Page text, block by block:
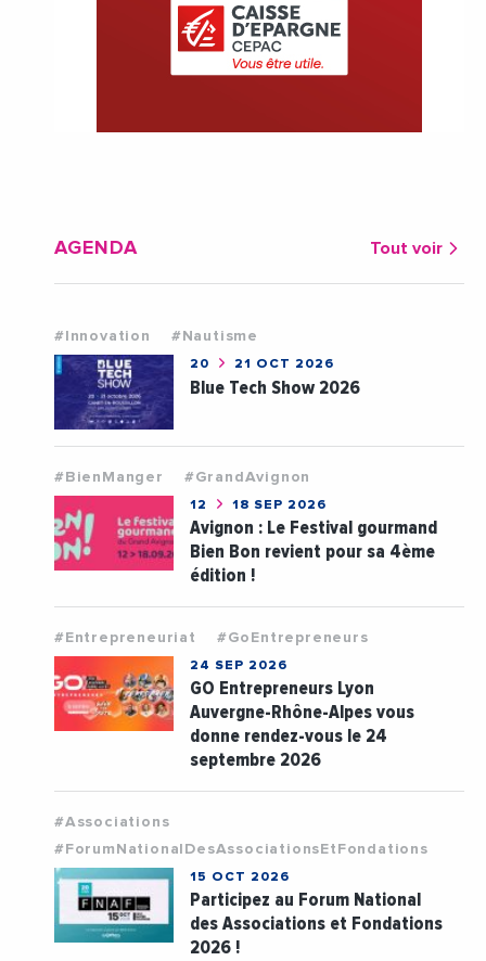
AGENDA Tout voir
#Innovation #Nautisme
20 21 OCT 2026
Blue Tech Show 2026
#BienManger #GrandAvignon
12 18 SEP 2026
Avignon : Le Festival gourmand
Bien Bon revient pour sa 4ème
édition !
#Entrepreneuriat #GoEntrepreneurs
24 SEP 2026
GO Entrepreneurs Lyon
Auvergne-Rhône-Alpes vous
donne rendez-vous le 24
septembre 2026
#Associations
#ForumNationalDesAssociationsEtFondations
15 OCT 2026
Participez au Forum National
des Associations et Fondations
2026 !